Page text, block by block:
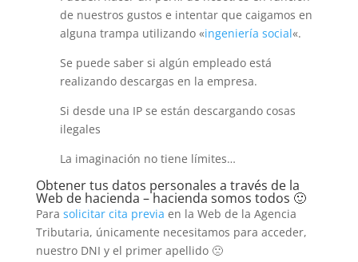
de nuestros gustos e intentar que caigamos en
alguna trampa utilizando «ingeniería social«.
Se puede saber si algún empleado está
realizando descargas en la empresa.
Si desde una IP se están descargando cosas
ilegales
La imaginación no tiene límites…
Obtener tus datos personales a través de la
Web de hacienda – hacienda somos todos 🙂
Para solicitar cita previa en la Web de la Agencia
Tributaria, únicamente necesitamos para acceder,
nuestro DNI y el primer apellido 🙁